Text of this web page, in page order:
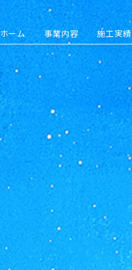
ホーム 事業内容 施工実績